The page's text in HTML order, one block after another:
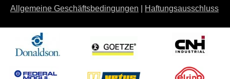
Allgemeine Geschäftsbedingungen Haftungsausschluss